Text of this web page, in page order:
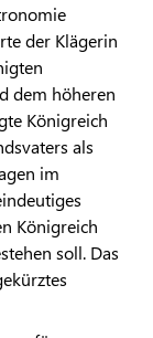
der Klägerin
dem höheren
Königreich
als
im
Königreich
soll. Das